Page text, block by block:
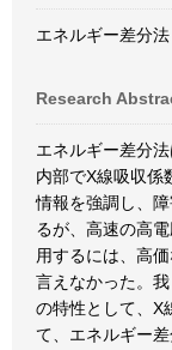
エネルギー差分
Research
エネルギー差分
内部でX線吸収係
情報を強調し、
るが、高速の高
用するには、高
言えなかった。
の特性として、X
て、エネルギー